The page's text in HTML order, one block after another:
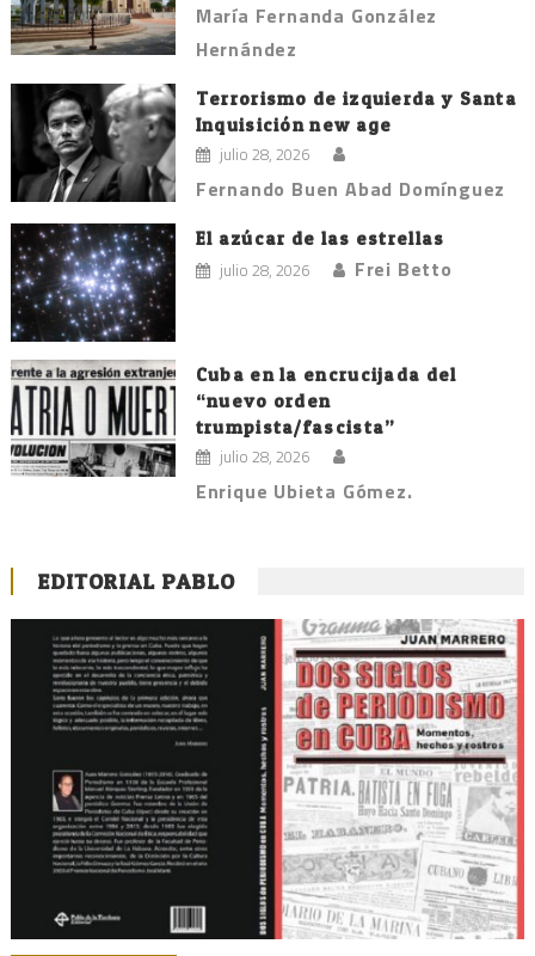
María Fernanda González
Hernández
Terrorismo de izquierda y Santa
Inquisición new age
julio 28, 2026
Fernando Buen Abad Domínguez
El azúcar de las estrellas
julio 28, 2026 Frei Betto
Cuba en la encrucijada del
“nuevo orden
trumpista/fascista”
julio 28, 2026
Enrique Ubieta Gómez.
EDITORIAL PABLO